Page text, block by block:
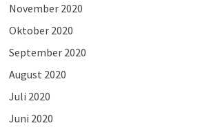
November 2020
Oktober 2020
September 2020
August 2020
Juli 2020
Juni 2020